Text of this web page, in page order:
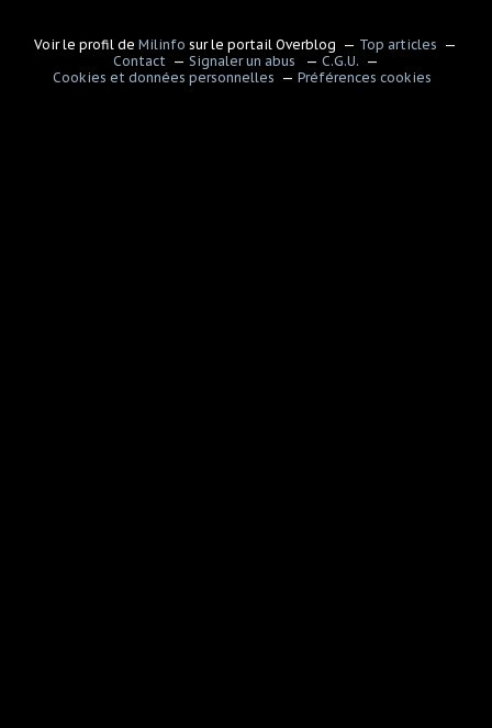
Voir le profil deMilinfo sur le portail Overblog
Top articles
Contact
Signaler un abus
C.G.U.
Cookies et données personnelles
Préférences cookies